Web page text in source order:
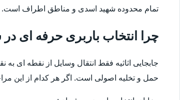
تمام محدوده شهید اسدی و مناطق اطراف است.
چرا انتخاب باربری حرفه ای
جابجایی اثاثیه فقط انتقال وسایل از نقطه ای
حمل و تخلیه اصولی است. اگر هر کدام از این